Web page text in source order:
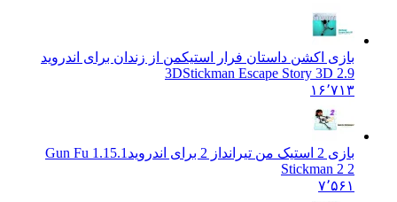
بازی اکشن داستان فرار استیکمن از زندان برای اندروید
3DStickman Escape Story 3D 2.9
۱۶٬۷۱۳
1.15.1 Gun Fu
Stickman 2 2